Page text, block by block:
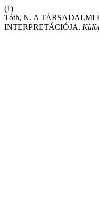
(1)
Tóth, N. A TÁRSADALMI
INTERPRETÁCIÓJA.